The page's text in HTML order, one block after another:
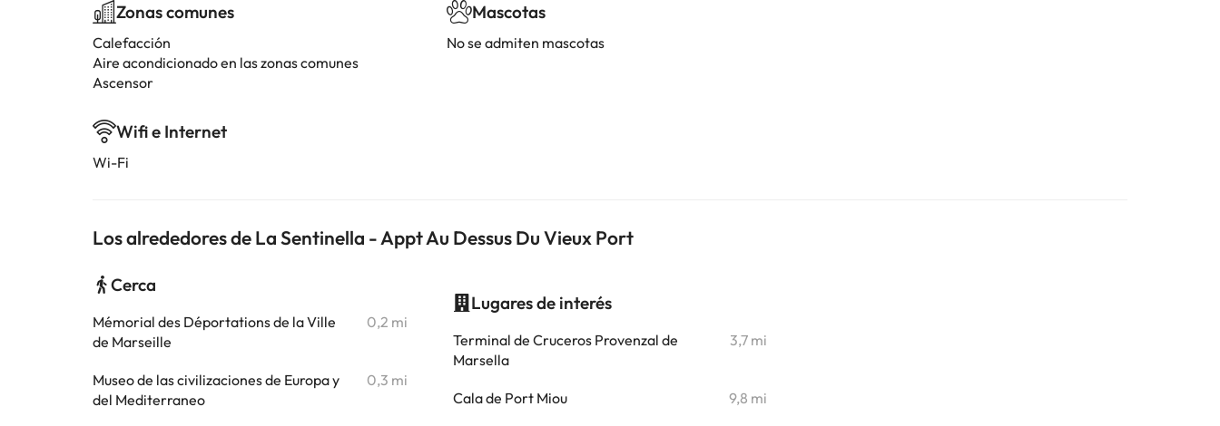
Zonas comunes
Calefacción
Aire acondicionado en las zonas comunes
Ascensor
Wifi e Internet
Wi-Fi
Mascotas
No se admiten mascotas
Los alrededores de La Sentinella - Appt Au Dessus Du Vieux Port
Cerca
Mémorial des Déportations de la Ville
de Marseille
0,2 mi
Museo de las civilizaciones de Europa y
del Mediterraneo
0,3 mi
Lugares de interés
Terminal de Cruceros Provenzal de
Marsella
3,7 mi
Cala de Port Miou 9,8 mi